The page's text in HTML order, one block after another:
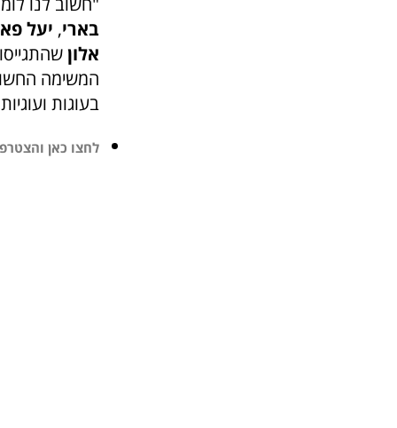
בארי, יעל
אלון
המשימה
בעוגות
לחצו כאן והצטרפו ל-25 אלף